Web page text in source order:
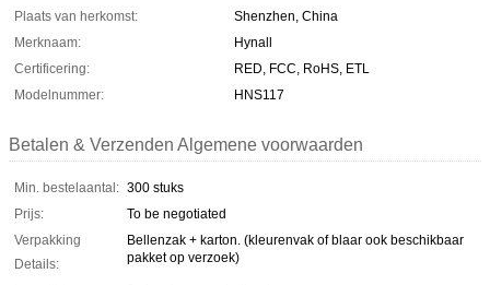
Plaats van herkomst:
Shenzhen, China
Merknaam:
Hynall
Certificering:
RED, FCC, RoHS, ETL
Modelnummer:
HNS117
Betalen & Verzenden Algemene voorwaarden
Min. bestelaantal: 300 stuks
Prijs:
To be negotiated
Verpakking
Details:
Bellenzak + karton. (kleurenvak of blaar ook beschikbaar
pakket op verzoek)